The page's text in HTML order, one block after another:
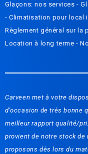
Glaçons: nos services-
-Climatisation pour local
Règlement général sur la
Location à long terme -
Carveen met à votre
d'occasion de très bonne
meilleur rapport qualité/
provient de notre stock
proposons dès lors du